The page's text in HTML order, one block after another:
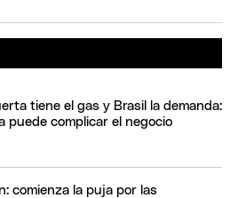
tiene el gas y Brasil la demanda:
puede complicar el negocio
comienza la puja por las